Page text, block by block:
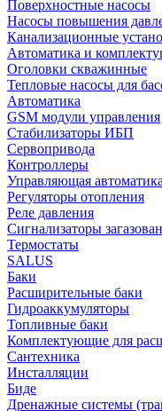
Поверхностные насосы
Насосы повышения
Канализационные
Автоматика и
Оголовки скважинные
Тепловые насосы для
Автоматика
GSM модули управления
Стабилизаторы ИБП
Сервопривода
Контроллеры
Управляющая автоматика
Регуляторы отопления
Реле давления
Сигнализаторы
Термостаты
SALUS
Баки
Расширительные баки
Гидроаккумуляторы
Топливные баки
Комплектующие для
Сантехника
Инсталляции
Биде
Дренажные системы